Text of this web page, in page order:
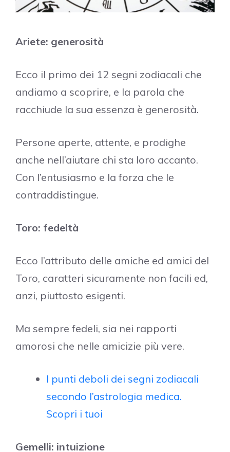
Ariete: generosità
Ecco il primo dei 12 segni zodiacali che
andiamo a scoprire, e la parola che
racchiude la sua essenza è generosità.
Persone aperte, attente, e prodighe
anche nell’aiutare chi sta loro accanto.
Con l’entusiasmo e la forza che le
contraddistingue.
Toro: fedeltà
Ecco l’attributo delle amiche ed amici del
Toro, caratteri sicuramente non facili ed,
anzi, piuttosto esigenti.
Ma sempre fedeli, sia nei rapporti
amorosi che nelle amicizie più vere.
I punti deboli dei segni zodiacali
secondo l’astrologia medica.
Scopri i tuoi
Gemelli: intuizione